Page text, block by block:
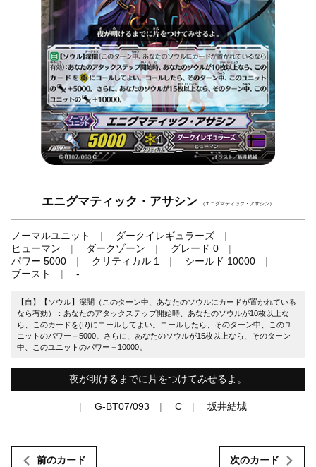
エニグマティック・アサシン （エニグマティック・アサシン）
ノーマルユニット
ダークイレギュラーズ
ヒューマン
ダークゾーン
グレード 0
パワー 5000
クリティカル 1
シールド 10000
ブースト
-
【自】【ソウル】深闇（このターン中、あなたのソウルにカードが置かれている
なら有効）：あなたのアタックステップ開始時、あなたのソウルが10枚以上な
ら、このカードを(R)にコールしてよい。コールしたら、そのターン中、このユ
ニットのパワー＋5000。さらに、あなたのソウルが15枚以上なら、そのターン
中、このユニットのパワー＋10000。
夜が明けるまでに片をつけてみせるよ。
G-BT07/093 C 坂井結城
前のカード 次のカード